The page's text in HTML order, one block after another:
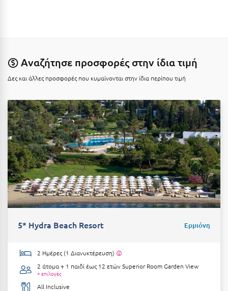
Κοκκώνι Κορινθίας
Κόνιτσα
Κόρινθος
Κορώνη
Κουρούτα Ηλείας
Κουφονήσια
Κρήτη
Κρουαζιέρες
Κυλλήνη
Κύμη Ευβοίας
Αναζήτησε προσφορές στην ίδια τιμή
Δες και άλλες προσφορές που κυμαίνονται στην ίδια περίπου τιμή
5* Hydra Beach Resort Ερμιόνη
2 Ημέρες (1 Διανυκτέρευση)
2 άτομα + 1 παιδί έως 12 ετώνSuperior Room Garden View
+ επιλογές
All Inclusive